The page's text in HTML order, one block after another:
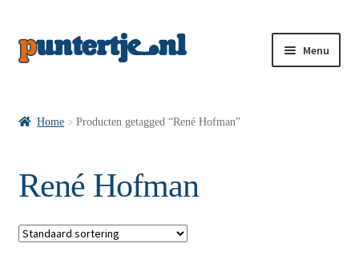
Menu
Home Producten getagged “René Hofman”
René Hofman